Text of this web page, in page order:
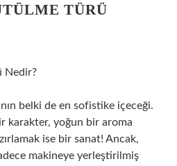
TÜRÜ
Nedir?
belki de en sofistike içeceği.
karakter, yoğun bir aroma
ise bir sanat! Ancak,
makineye yerleştirilmiş